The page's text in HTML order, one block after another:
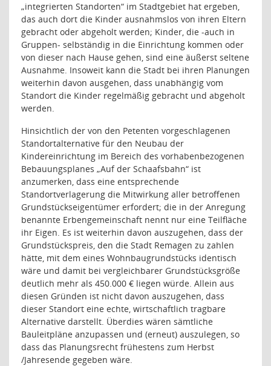
„integrierten Standorten“ im Stadtgebiet hat ergeben,
das auch dort die Kinder ausnahmslos von ihren Eltern
gebracht oder abgeholt werden; Kinder, die -auch in
Gruppen- selbständig in die Einrichtung kommen oder
von dieser nach Hause gehen, sind eine äußerst seltene
Ausnahme. Insoweit kann die Stadt bei ihren Planungen
weiterhin davon ausgehen, dass unabhängig vom
Standort die Kinder regelmäßig gebracht und abgeholt
werden.
Hinsichtlich der von den Petenten vorgeschlagenen
Standortalternative für den Neubau der
Kindereinrichtung im Bereich des vorhabenbezogenen
Bebauungsplanes „Auf der Schaafsbahn“ ist
anzumerken, dass eine entsprechende
Standortverlagerung die Mitwirkung aller betroffenen
Grundstückseigentümer erfordert; die in der Anregung
benannte Erbengemeinschaft nennt nur eine Teilfläche
ihr Eigen. Es ist weiterhin davon auszugehen, dass der
Grundstückspreis, den die Stadt Remagen zu zahlen
hätte, mit dem eines Wohnbaugrundstücks identisch
wäre und damit bei vergleichbarer Grundstücksgröße
deutlich mehr als 450.000 € liegen würde. Allein aus
diesen Gründen ist nicht davon auszugehen, dass
dieser Standort eine echte, wirtschaftlich tragbare
Alternative darstellt. Überdies wären sämtliche
Bauleitpläne anzupassen und (erneut) auszulegen, so
dass das Planungsrecht frühestens zum Herbst
/Jahresende gegeben wäre.